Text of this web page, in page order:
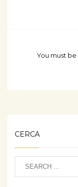
You must be
CERCA